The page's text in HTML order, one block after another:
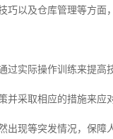
巧以及仓库管理等方面
实际操作训练来提高
采取相应的措施来应
现等突发情况，保障